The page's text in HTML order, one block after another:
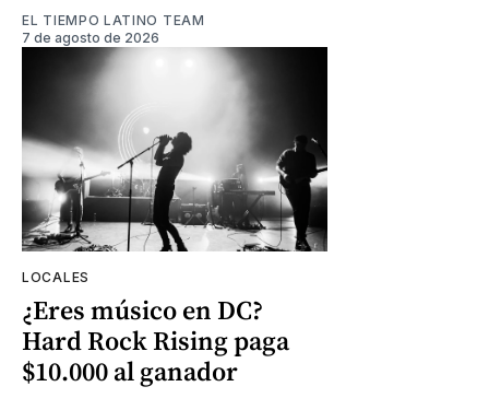
EL TIEMPO LATINO TEAM
7 de agosto de 2026
LOCALES
¿Eres músico en DC?
Hard Rock Rising paga
$10.000 al ganador